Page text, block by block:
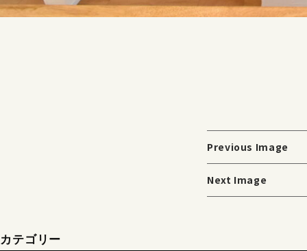
Previous Image
Next Image
カテゴリー